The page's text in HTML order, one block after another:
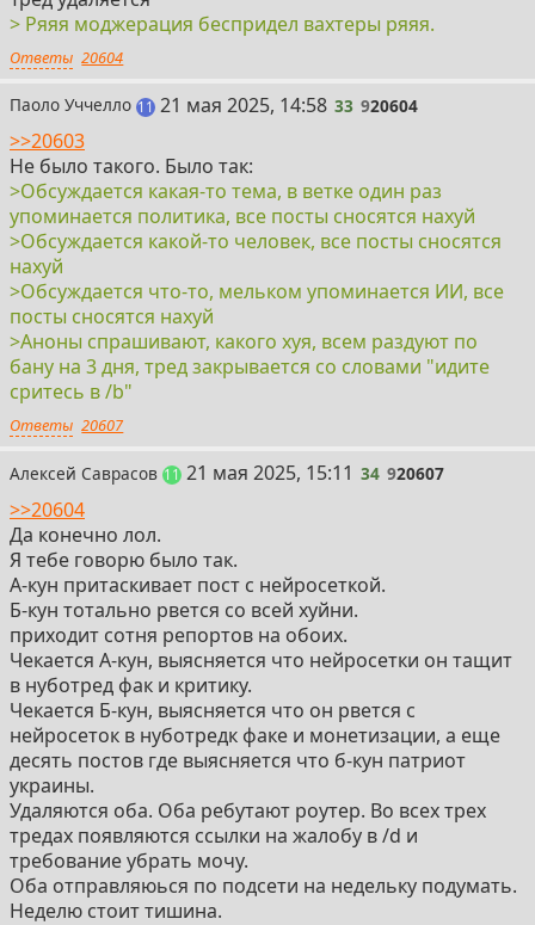
> Ряяя моджерация беспридел вахтеры ряяя.
Ответы 20604
Паоло Уччелло 11постов
33
21 мая 2025, 14:58 33 920604
>>20603
Не было такого. Было так:
>Обсуждается какая-то тема, в ветке один раз
упоминается политика, все посты сносятся нахуй
>Обсуждается какой-то человек, все посты сносятся
нахуй
>Обсуждается что-то, мельком упоминается ИИ, все
посты сносятся нахуй
>Аноны спрашивают, какого хуя, всем раздуют по
бану на 3 дня, тред закрывается со словами "идите
сритесь в /b"
Ответы 20607
Алексей Саврасов 11постов
34
21 мая 2025, 15:11 34 920607
>>20604
Да конечно лол.
Я тебе говорю было так.
А-кун притаскивает пост с нейросеткой.
Б-кун тотально рвется со всей хуйни.
приходит сотня репортов на обоих.
Чекается А-кун, выясняется что нейросетки он тащит
в нуботред фак и критику.
Чекается Б-кун, выясняется что он рвется с
нейросеток в нуботредк факе и монетизации, а еще
десять постов где выясняется что б-кун патриот
украины.
Удаляются оба. Оба ребутают роутер. Во всех трех
тредах появляются ссылки на жалобу в /d и
требование убрать мочу.
Оба отправляюься по подсети на недельку подумать.
Неделю стоит тишина.